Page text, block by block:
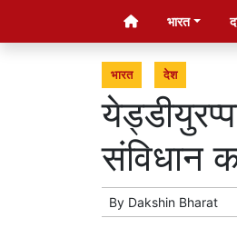
भारत
भारत देश
संविधान
By Dakshin Bharat